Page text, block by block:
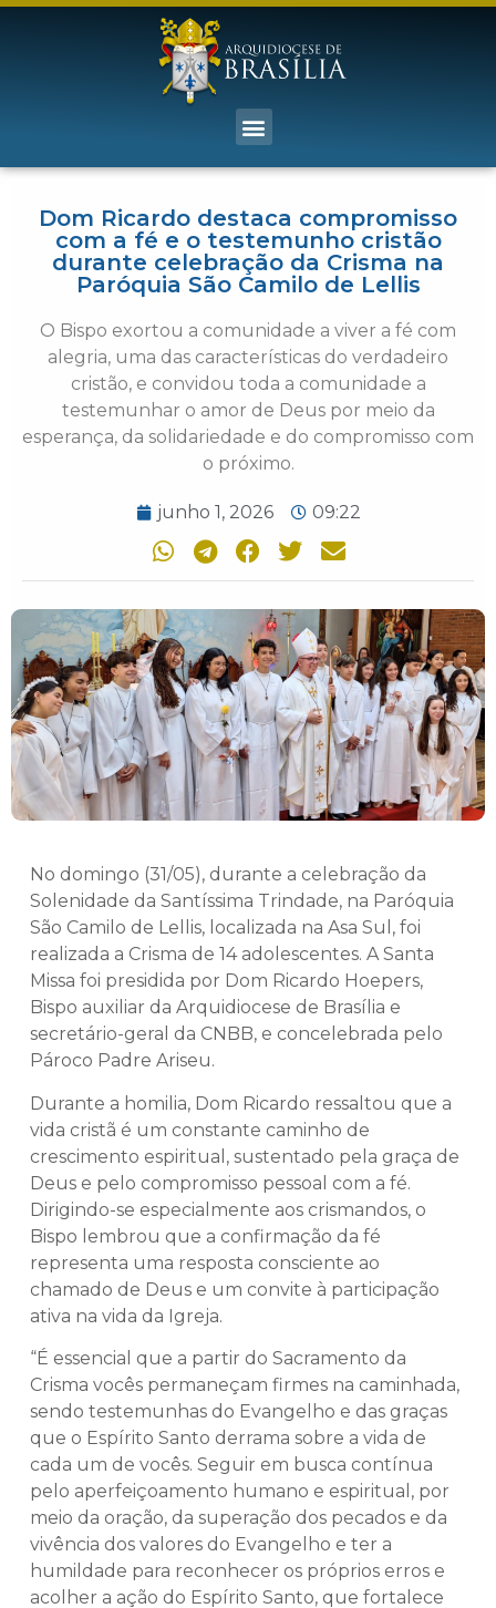
Dom Ricardo destaca compromisso
com a fé e o testemunho cristão
durante celebração da Crisma na
Paróquia São Camilo de Lellis
O Bispo exortou a comunidade a viver a fé com
alegria, uma das características do verdadeiro
cristão, e convidou toda a comunidade a
testemunhar o amor de Deus por meio da
esperança, da solidariedade e do compromisso com
o próximo.
junho 1, 2026 09:22
No domingo (31/05), durante a celebração da
Solenidade da Santíssima Trindade, na Paróquia
São Camilo de Lellis, localizada na Asa Sul, foi
realizada a Crisma de 14 adolescentes. A Santa
Missa foi presidida por Dom Ricardo Hoepers,
Bispo auxiliar da Arquidiocese de Brasília e
secretário-geral da CNBB, e concelebrada pelo
Pároco Padre Ariseu.
Durante a homilia, Dom Ricardo ressaltou que a
vida cristã é um constante caminho de
crescimento espiritual, sustentado pela graça de
Deus e pelo compromisso pessoal com a fé.
Dirigindo-se especialmente aos crismandos, o
Bispo lembrou que a confirmação da fé
representa uma resposta consciente ao
chamado de Deus e um convite à participação
ativa na vida da Igreja.
“É essencial que a partir do Sacramento da
Crisma vocês permaneçam firmes na caminhada,
sendo testemunhas do Evangelho e das graças
que o Espírito Santo derrama sobre a vida de
cada um de vocês. Seguir em busca contínua
pelo aperfeiçoamento humano e espiritual, por
meio da oração, da superação dos pecados e da
vivência dos valores do Evangelho e ter a
humildade para reconhecer os próprios erros e
acolher a ação do Espírito Santo, que fortalece